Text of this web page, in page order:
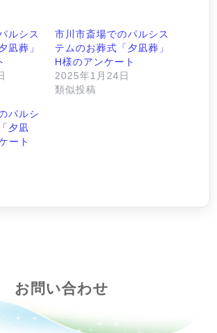
ルシス
凪葬」
市川市斎場でのパルシス
テムのお葬式「夕凪葬」
H様のアンケート
2025年1月24日
類似投稿
パルシ
夕凪
ート
お問い合わせ